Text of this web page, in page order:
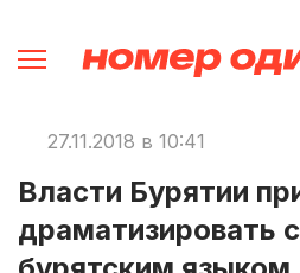
27.11.2018 в 10:41
Власти Бурятии
драматизировать